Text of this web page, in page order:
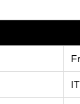
IT